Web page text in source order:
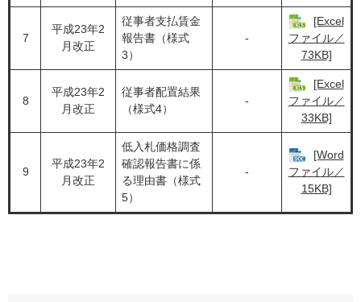
7
平成23年2
月改正
従事者支払賃金
報告書（様式
3）
-
[Excel
ファイル／
73KB]
8
平成23年2
月改正
従事者配置結果
（様式4）
-
[Excel
ファイル／
33KB]
9
平成23年2
月改正
低入札価格調査
確認報告書に係
る理由書（様式
5）
-
[Word
ファイル／
15KB]